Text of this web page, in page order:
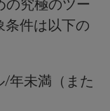
の究極のツー
件は以下の
/年未満（また